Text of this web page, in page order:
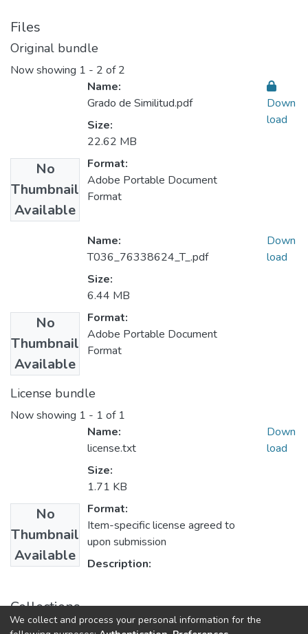
Files
Original bundle
Now showing 1 - 2 of 2
No
Thumbnail
Available
Name:
Grado de Similitud.pdf
Size:
22.62 MB
Format:
Adobe Portable Document
Format
Down
load
No
Thumbnail
Available
Name:
T036_76338624_T_.pdf
Size:
6.44 MB
Format:
Adobe Portable Document
Format
Down
load
License bundle
Now showing 1 - 1 of 1
No
Thumbnail
Available
Name:
license.txt
Size:
1.71 KB
Format:
Item-specific license agreed to
upon submission
Description:
Down
load
Collections
E.P. Ad. y Negocios Internacionales
We collect and process your personal information for the